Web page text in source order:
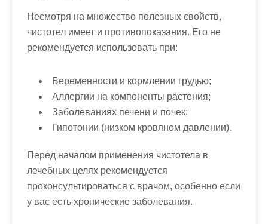
Несмотря на множество полезных свойств,
чистотел имеет и противопоказания. Его не
рекомендуется использовать при:
Беременности и кормлении грудью;
Аллергии на компоненты растения;
Заболеваниях печени и почек;
Гипотонии (низком кровяном давлении).
Перед началом применения чистотела в
лечебных целях рекомендуется
проконсультироваться с врачом, особенно если
у вас есть хронические заболевания.